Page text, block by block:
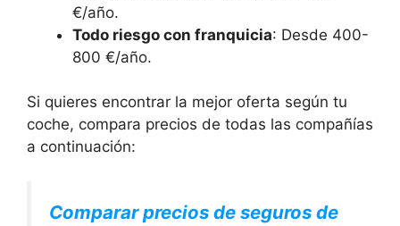
€/año.
Todo riesgo con franquicia: Desde 400-
800 €/año.
Si quieres encontrar la mejor oferta según tu
coche, compara precios de todas las compañías
a continuación:
Comparar precios de seguros de